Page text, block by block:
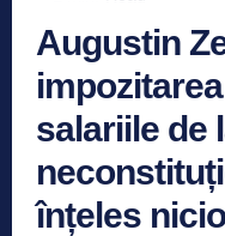
Augustin
salariile de
înțeles